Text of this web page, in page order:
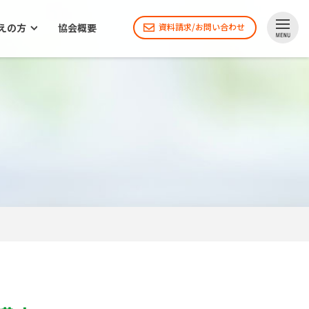
の方 協会概要 資料請求/お問い合わせ